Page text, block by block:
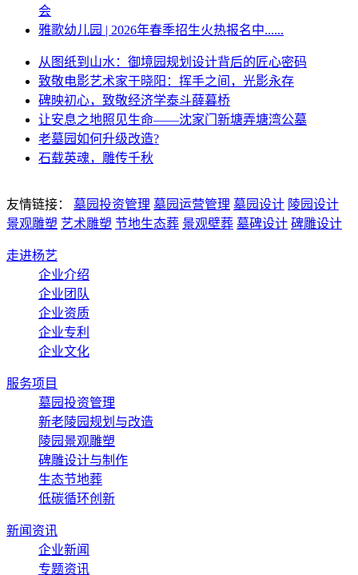
会
雅歌幼儿园 | 2026年春季招生火热报名中......
从图纸到山水：御境园规划设计背后的匠心密码
致敬电影艺术家于晓阳：挥手之间，光影永存
碑映初心，致敬经济学泰斗薛暮桥
让安息之地照见生命——沈家门新塘弄塘湾公墓
老墓园如何升级改造?
石载英魂，雕传千秋
友情链接： 墓园投资管理 墓园运营管理 墓园设计 陵园设计
景观雕塑 艺术雕塑 节地生态葬 景观壁葬 墓碑设计 碑雕设计
走进杨艺
企业介绍
企业团队
企业资质
企业专利
企业文化
服务项目
墓园投资管理
新老陵园规划与改造
陵园景观雕塑
碑雕设计与制作
生态节地葬
低碳循环创新
新闻资讯
企业新闻
专题资讯